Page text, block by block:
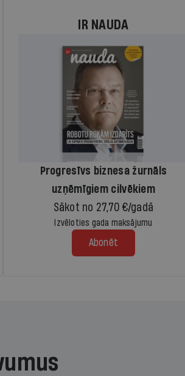
IR NAUDA
Progresīvs biznesa žurnāls
uzņēmīgiem cilvēkiem
Sākot no 27,70 €/gadā
Izvēloties gada maksājumu
Abonēt